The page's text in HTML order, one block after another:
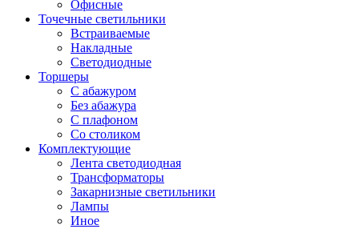
Офисные
Точечные светильники
Встраиваемые
Накладные
Светодиодные
Торшеры
С абажуром
Без абажура
С плафоном
Со столиком
Комплектующие
Лента светодиодная
Трансформаторы
Закарнизные светильники
Лампы
Иное